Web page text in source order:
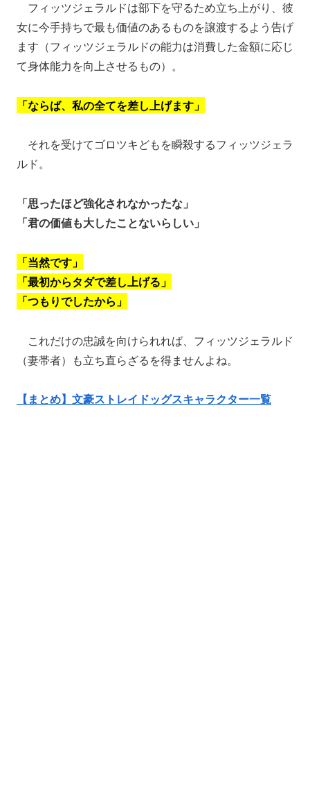
フィッツジェラルドは部下を守るため立ち上がり、彼
女に今手持ちで最も価値のあるものを譲渡するよう告げ
ます（フィッツジェラルドの能力は消費した金額に応じ
て身体能力を向上させるもの）。
「ならば、私の全てを差し上げます」
それを受けてゴロツキどもを瞬殺するフィッツジェラ
ルド。
「思ったほど強化されなかったな」
「君の価値も大したことないらしい」
「当然です」
「最初からタダで差し上げる」
「つもりでしたから」
これだけの忠誠を向けられれば、フィッツジェラルド
（妻帯者）も立ち直らざるを得ませんよね。
【まとめ】文豪ストレイドッグスキャラクター一覧